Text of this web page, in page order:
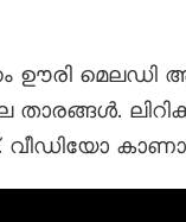
ഊരി മെലഡി